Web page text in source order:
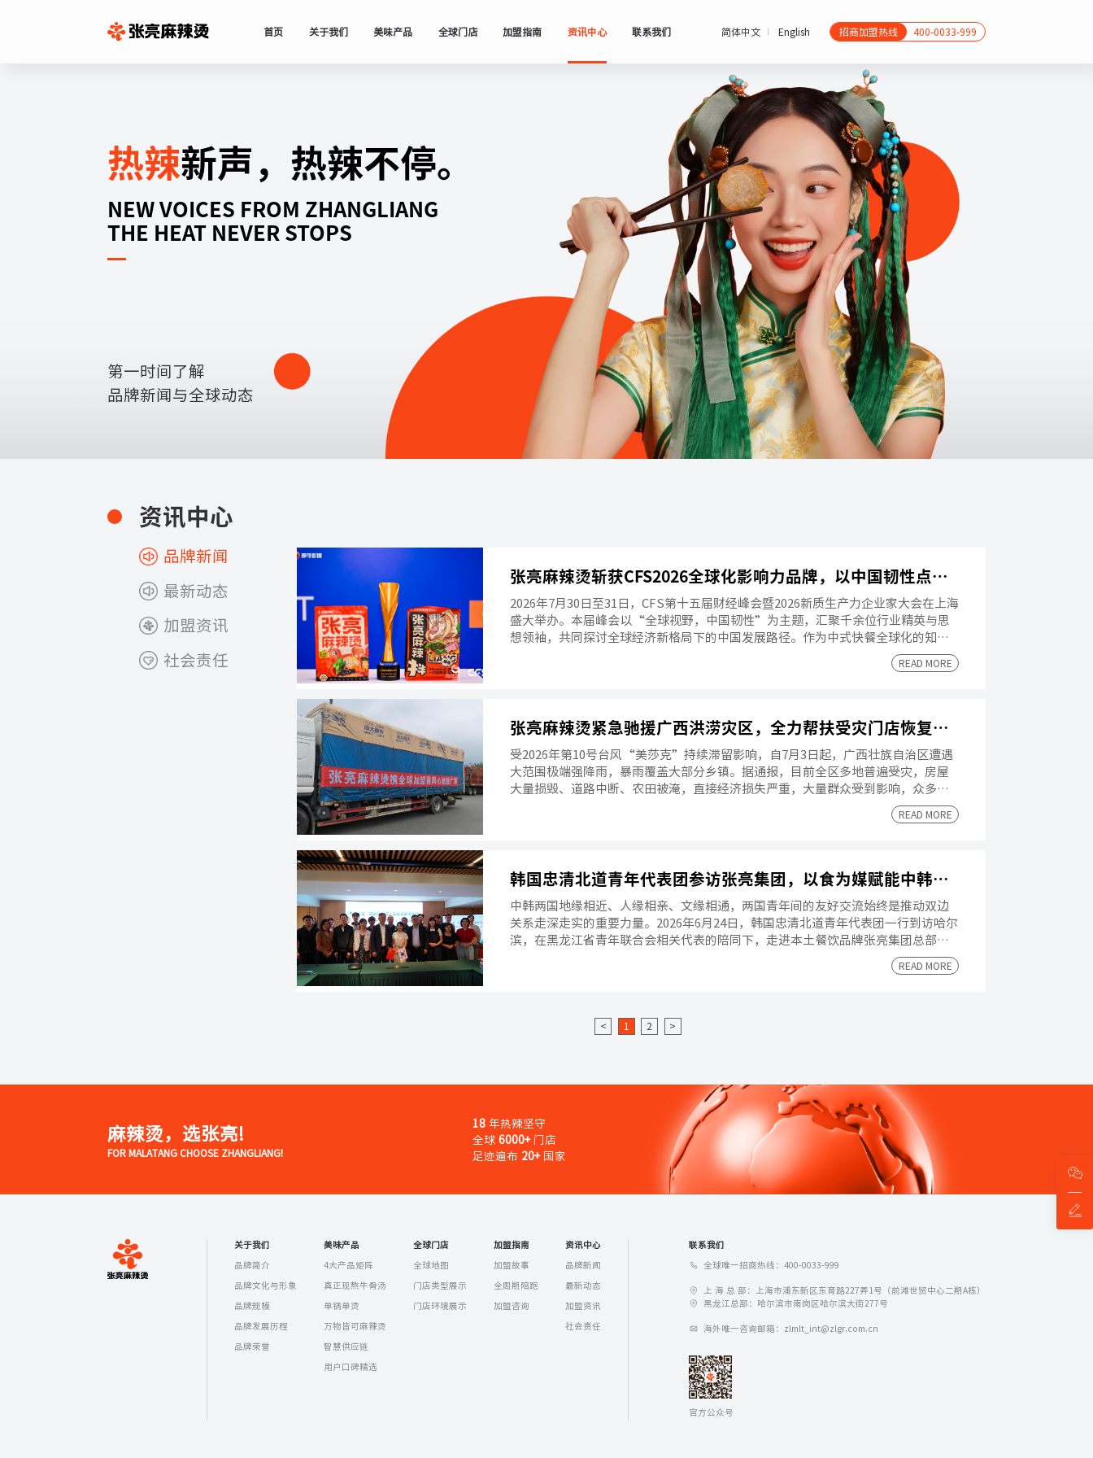
首页 关于我们 美味产品 全球门店 加盟指南 资讯中心 联系我们 简体中文 English 招商加盟热线 400-0033-999
热辣新声，热辣不停。
NEW VOICES FROM ZHANGLIANG
THE HEAT NEVER STOPS
第一时间了解
品牌新闻与全球动态
资讯中心
品牌新闻
最新动态
加盟资讯
社会责任
张亮麻辣烫斩获CFS2026全球化影响力品牌，以中国韧性点亮全球餐饮版图
2026年7月30日至31日，CFS第十五届财经峰会暨2026新质生产力企业家大会在上海
盛大举办。本届峰会以“全球视野，中国韧性”为主题，汇聚千余位行业精英与思
想领袖，共同探讨全球经济新格局下的中国发展路径。作为中式快餐全球化的知名
品牌，张亮麻辣烫凭借覆盖全球的连锁网络、成熟的海外运营体系与持续的本地化
READ MORE
张亮麻辣烫紧急驰援广西洪涝灾区，全力帮扶受灾门店恢复运营
受2026年第10号台风“美莎克”持续滞留影响，自7月3日起，广西壮族自治区遭遇
大范围极端强降雨，暴雨覆盖大部分乡镇。据通报，目前全区多地普遍受灾，房屋
大量损毁、道路中断、农田被淹，直接经济损失严重，大量群众受到影响，众多人
READ MORE
韩国忠清北道青年代表团参访张亮集团，以食为媒赋能中韩民间友好交往
中韩两国地缘相近、人缘相亲、文缘相通，两国青年间的友好交流始终是推动双边
关系走深走实的重要力量。2026年6月24日，韩国忠清北道青年代表团一行到访哈尔
滨，在黑龙江省青年联合会相关代表的陪同下，走进本土餐饮品牌张亮集团总部，
通过考察体验与座谈交流相结合的形式，围绕推动黑龙江省-忠清北道两地青年互动
交流、跨境产业合作等议题展开深度沟通。在黑龙江省-忠清北道两省道结好30周年
READ MORE
< 1 2 >
麻辣烫，选张亮!
FOR MALATANG CHOOSE ZHANGLIANG!
18 年热辣坚守
全球6000+门店
足迹遍布 20+国家
关于我们
品牌简介
品牌文化与形象
品牌规模
品牌发展历程
品牌荣誉
美味产品
4大产品矩阵
真正现熬牛骨汤
单锅单烫
万物皆可麻辣烫
智慧供应链
用户口碑精选
全球门店
全球地图
门店类型展示
门店环境展示
加盟指南
加盟故事
全周期陪跑
加盟咨询
资讯中心
品牌新闻
最新动态
加盟资讯
社会责任
联系我们
全球唯一招商热线：400-0033-999
上 海 总 部：上海市浦东新区东育路227弄1号（前滩世贸中心二期A栋）
黑龙江总部：哈尔滨市南岗区哈尔滨大街277号
海外唯一咨询邮箱：zlmlt_int@zlgr.com.cn
官方公众号